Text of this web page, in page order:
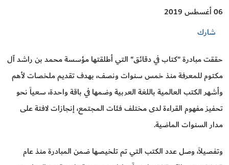
06 أغسطس 2019
شارك
حققت مبادرة "كتاب في دقائق" التي أطلقتها مؤسسة محمد بن راشد آل
مكتوم للمعرفة منذ خمس سنوات ونصف، بهدف تقديم ملخصات لأهم
وأشهر الكتب العالمية باللغة العربية وضمها في باقة واحدة، سعياً نحو
تحفيز مفهوم القراءة لدى مختلف فئات المجتمع، إنجازات لافتة على
مدار السنوات الماضية.
وتفصيلاً، وصل عدد الكتب التي تم تلخيصها ضمن المبادرة منذ عام